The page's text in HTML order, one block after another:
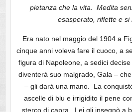
pietanza che la vita. Medita
esasperato, riflette e si
Era nato nel maggio del 1904 a
cinque anni voleva fare il cuoco, a
figura di Napoleone, a sedici
diventerà suo malgrado, Gala –
– gli darà una mano. La
ascelle di blu e irrigidito il pene
sterco di capra. Lei gli insegnò a